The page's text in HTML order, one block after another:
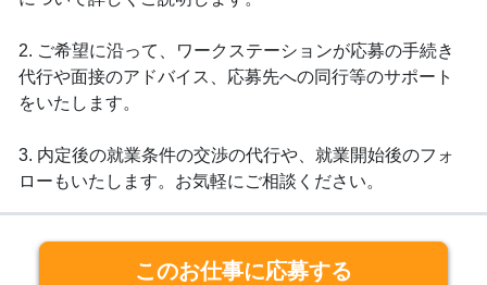
2. ご希望に沿って、ワークステーションが応募の手続き
代行や面接のアドバイス、応募先への同行等のサポート
をいたします。
3. 内定後の就業条件の交渉の代行や、就業開始後のフォ
ローもいたします。お気軽にご相談ください。
このお仕事に応募する